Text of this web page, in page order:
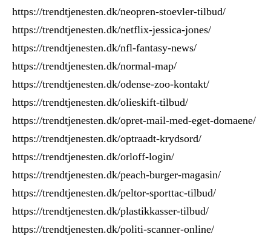
https://trendtjenesten.dk/neopren-stoevler-tilbud/
https://trendtjenesten.dk/netflix-jessica-jones/
https://trendtjenesten.dk/nfl-fantasy-news/
https://trendtjenesten.dk/normal-map/
https://trendtjenesten.dk/odense-zoo-kontakt/
https://trendtjenesten.dk/olieskift-tilbud/
https://trendtjenesten.dk/opret-mail-med-eget-domaene/
https://trendtjenesten.dk/optraadt-krydsord/
https://trendtjenesten.dk/orloff-login/
https://trendtjenesten.dk/peach-burger-magasin/
https://trendtjenesten.dk/peltor-sporttac-tilbud/
https://trendtjenesten.dk/plastikkasser-tilbud/
https://trendtjenesten.dk/politi-scanner-online/